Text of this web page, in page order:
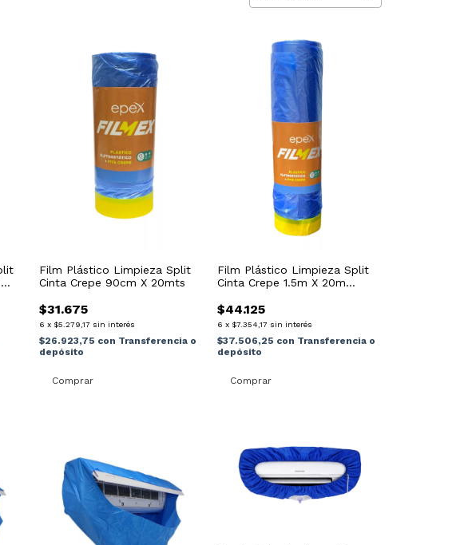
Film Plástico Limpieza Split
Cinta Crepe 90cm X 20mts
$31.675
6 x $5.279,17 sin interés
$26.923,75 con Transferencia o
depósito
Film Plástico Limpieza Split
Cinta Crepe 1.5m X 20m
$44.125
6 x $7.354,17 sin interés
$37.506,25 con Transferencia o
depósito